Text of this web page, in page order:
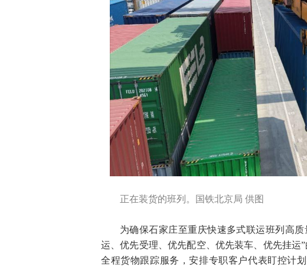
正在装货的班列。国铁北京局 供图
为确保石家庄至重庆快速多式联运班列高
运、优先受理、优先配空、优先装车、优先挂运
全程货物跟踪服务，安排专职客户代表盯控计